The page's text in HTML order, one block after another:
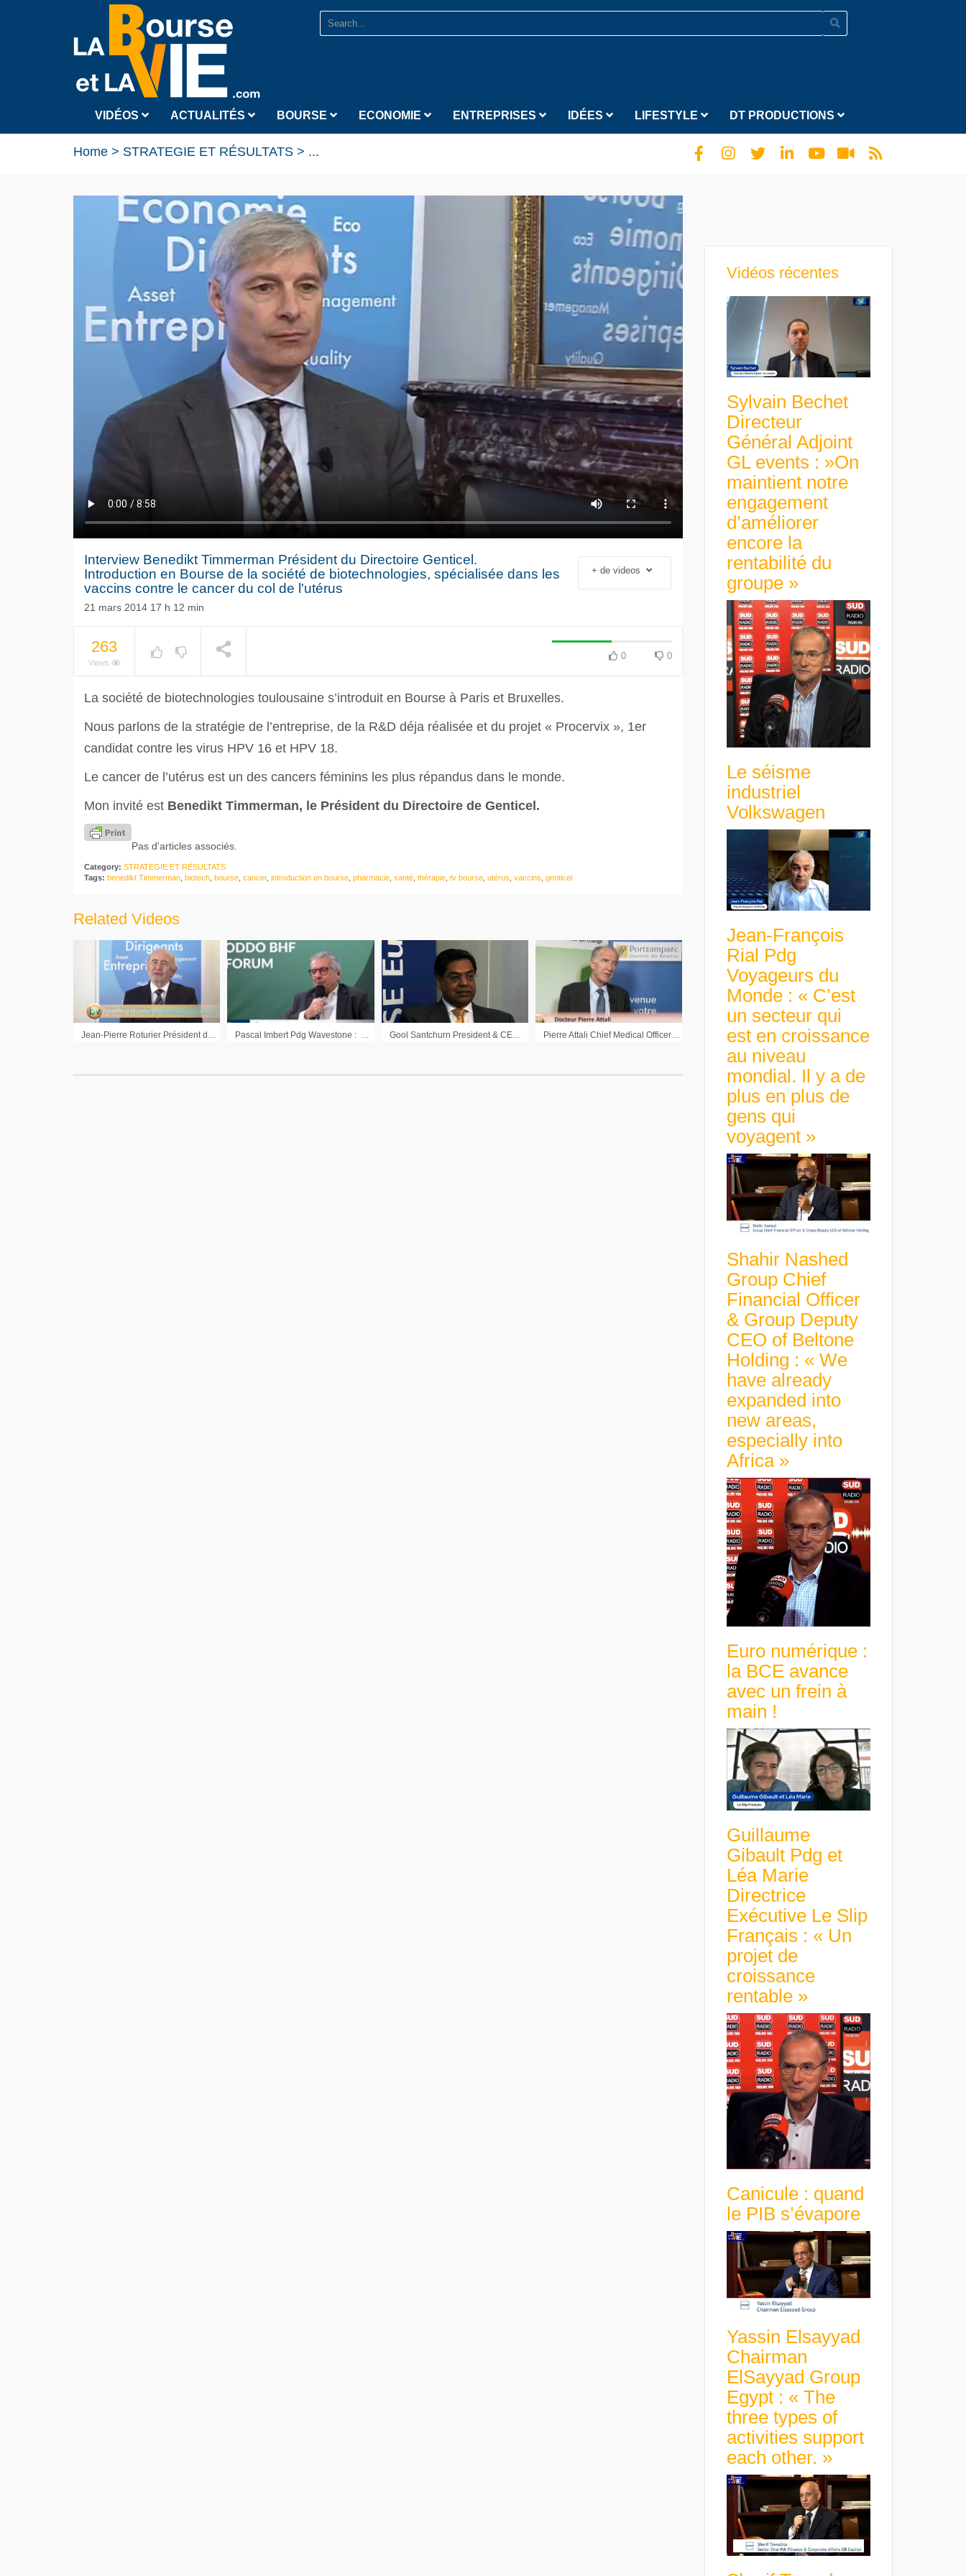
VIDÉOS ACTUALITÉS BOURSE ECONOMIE ENTREPRISES IDÉES LIFESTYLE DT PRODUCTIONS
Home > STRATEGIE ET RÉSULTATS > ...
Euro numérique : la BCE
avance avec un frein à main !
Interview Benedikt Timmerman Président du Directoire Genticel.
Introduction en Bourse de la société de biotechnologies, spécialisée dans les
vaccins contre le cancer du col de l'utérus
21 mars 2014 17 h 12 min
+ de videos
263
Views
0 0
La société de biotechnologies toulousaine s’introduit en Bourse à Paris et Bruxelles.
Nous parlons de la stratégie de l’entreprise, de la R&D déja réalisée et du projet « Procervix », 1er
candidat contre les virus HPV 16 et HPV 18.
Le cancer de l’utérus est un des cancers féminins les plus répandus dans le monde.
Mon invité est Benedikt Timmerman, le Président du Directoire de Genticel.
Pas d'articles associés.
Category: STRATEGIE ET RÉSULTATS
Tags: benedikt Timmerman biotech bourse cancer, introduction en bourse pharmacie santé thérapie tv bourse utérus vaccins genticel
Related Videos
Gool Santchurn President & CEO Envipco Pierre Attali Chief Medical Officer Sensorion : « Mettre en place les études de phase 2 pour nos deux programmes »
Vidéos récentes
Sylvain Bechet
Directeur
Général Adjoint
GL events : »On
maintient notre
engagement
d’améliorer
encore la
rentabilité du
groupe »
Le séisme
industriel
Volkswagen
Jean-François
Rial Pdg
Voyageurs du
Monde : « C’est
un secteur qui
est en croissance
au niveau
mondial. Il y a de
plus en plus de
gens qui
voyagent »
Shahir Nashed
Group Chief
Financial Officer
& Group Deputy
CEO of Beltone
Holding : « We
have already
expanded into
new areas,
especially into
Africa »
Euro numérique :
la BCE avance
avec un frein à
main !
Guillaume
Gibault Pdg et
Léa Marie
Directrice
Exécutive Le Slip
Français : « Un
projet de
croissance
rentable »
Canicule : quand
le PIB s’évapore
Yassin Elsayyad
Chairman
ElSayyad Group
Egypt : « The
three types of
activities support
each other. »